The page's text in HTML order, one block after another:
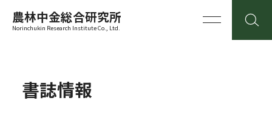
農林中金総合研究所
Norinchukin Research Institute Co., Ltd.
書誌情報